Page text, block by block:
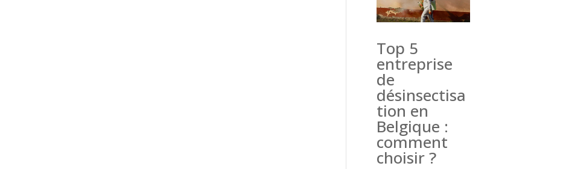
Top 5
entreprise
de
désinsectisa
tion en
Belgique :
comment
choisir ?